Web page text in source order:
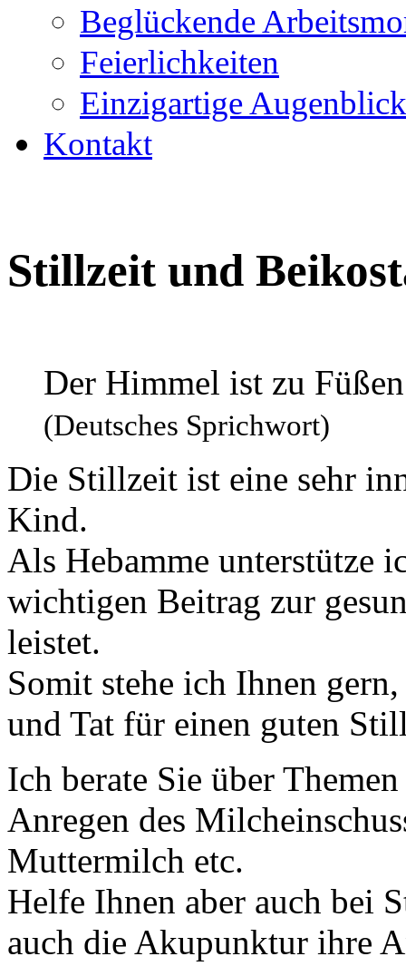
Beglückende
Feierlichkeiten
Einzigartige
Kontakt
Stillzeit und
Der Himmel ist zu
(Deutsches Sprichwort)
Die Stillzeit ist eine sehr
Kind.
Als Hebamme unterstütze
wichtigen Beitrag zur
leistet.
Somit stehe ich Ihnen
und Tat für einen guten
Ich berate Sie über
Anregen des
Muttermilch etc.
Helfe Ihnen aber auch bei
auch die Akupunktur ihre